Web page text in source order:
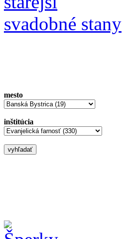
svadobné stany
mesto
inštitúcia